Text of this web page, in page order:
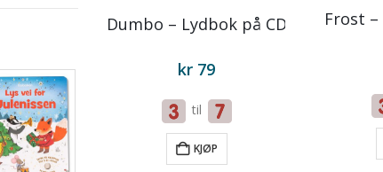
Dumbo – Lydbok på CD
kr 79
til
KJØP
Frost –